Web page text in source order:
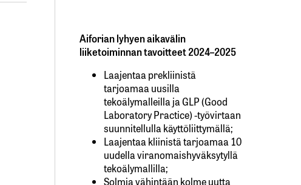
Aiforian lyhyen aikavälin
liiketoiminnan tavoitteet 2024–2025
Laajentaa prekliinistä
tarjoamaa uusilla
tekoälymalleilla ja GLP (Good
Laboratory Practice) -työvirtaan
suunnitellulla käyttöliittymällä;
Laajentaa kliinistä tarjoamaa 10
uudella viranomaishyväksytyllä
tekoälymallilla;
Solmia vähintään kolme uutta